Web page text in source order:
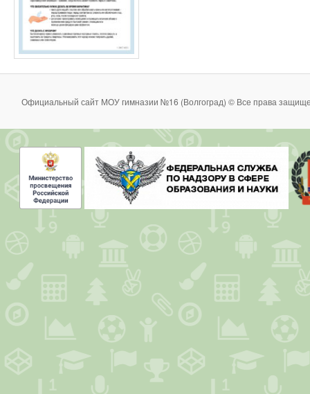
Официальный сайт МОУ гимназии №16 (Волгоград) © Все права